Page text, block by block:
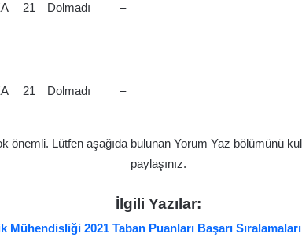
21 Dolmadı –
21 Dolmadı –
önemli. Lütfen aşağıda bulunan Yorum Yaz bölümünü
paylaşınız.
İlgili Yazılar:
Mühendisliği 2021 Taban Puanları Başarı